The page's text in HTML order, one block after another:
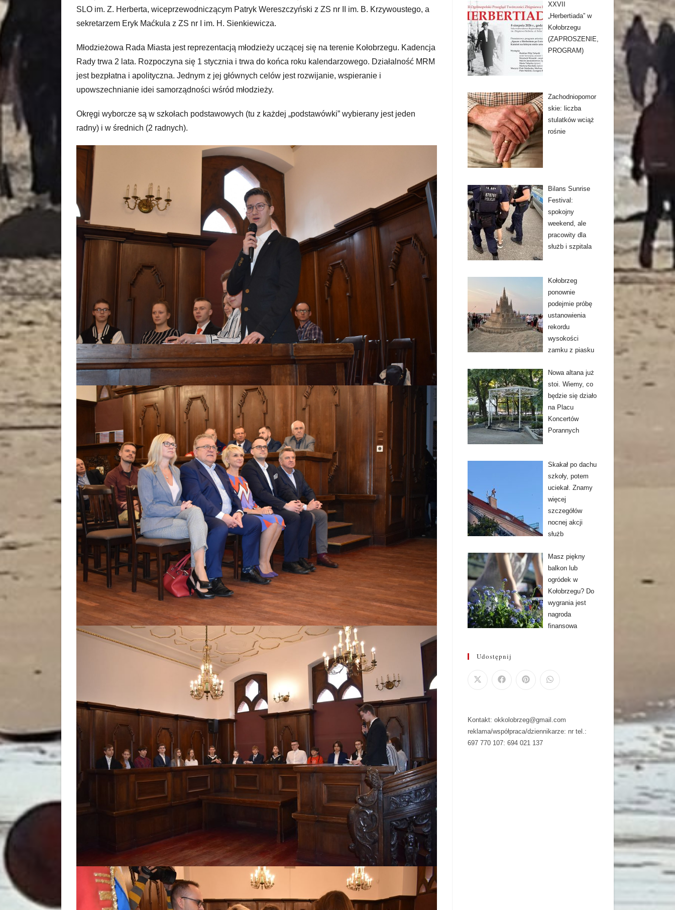
SLO im. Z. Herberta, wiceprzewodniczącym Patryk Wereszczyński z ZS nr II im. B. Krzywoustego, a
sekretarzem Eryk Maćkula z ZS nr I im. H. Sienkiewicza.
Młodzieżowa Rada Miasta jest reprezentacją młodzieży uczącej się na terenie Kołobrzegu. Kadencja
Rady trwa 2 lata. Rozpoczyna się 1 stycznia i trwa do końca roku kalendarzowego. Działalność MRM
jest bezpłatna i apolityczna. Jednym z jej głównych celów jest rozwijanie, wspieranie i
upowszechnianie idei samorządności wśród młodzieży.
Okręgi wyborcze są w szkołach podstawowych (tu z każdej „podstawówki” wybierany jest jeden
radny) i w średnich (2 radnych).
XXVII
„Herbertiada” w
Kołobrzegu
(ZAPROSZENIE,
PROGRAM)
Zachodniopomor
skie: liczba
stulatków wciąż
rośnie
Bilans Sunrise
Festival:
spokojny
weekend, ale
pracowity dla
służb i szpitala
Kołobrzeg
ponownie
podejmie próbę
ustanowienia
rekordu
wysokości
zamku z piasku
Nowa altana już
stoi. Wiemy, co
będzie się działo
na Placu
Koncertów
Porannych
Skakał po dachu
szkoły, potem
uciekał. Znamy
więcej
szczegółów
nocnej akcji
służb
Masz piękny
balkon lub
ogródek w
Kołobrzegu? Do
wygrania jest
nagroda
finansowa
Udostępnij
Kontakt: okkolobrzeg@gmail.com
reklama/współpraca/dziennikarze: nr tel.:
697 770 107: 694 021 137